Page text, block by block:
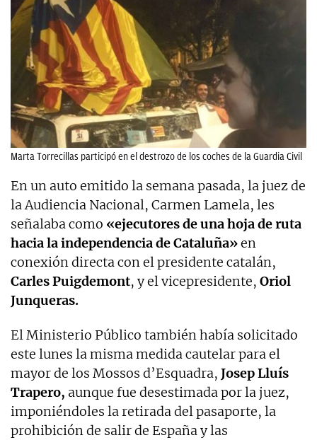
Marta Torrecillas participó en el destrozo de los coches de la Guardia Civil
En un auto emitido la semana pasada, la juez de
la Audiencia Nacional, Carmen Lamela, les
señalaba como «ejecutores de una hoja de ruta
hacia la independencia de Cataluña»en
conexión directa con el presidente catalán,
Carles Puigdemont, y el vicepresidente, Oriol
Junqueras.
El Ministerio Público también había solicitado
este lunes la misma medida cautelar para el
mayor de los Mossos d’Esquadra, Josep Lluís
Trapero, aunque fue desestimada por la juez,
imponiéndoles la retirada del pasaporte, la
prohibición de salir de España y las